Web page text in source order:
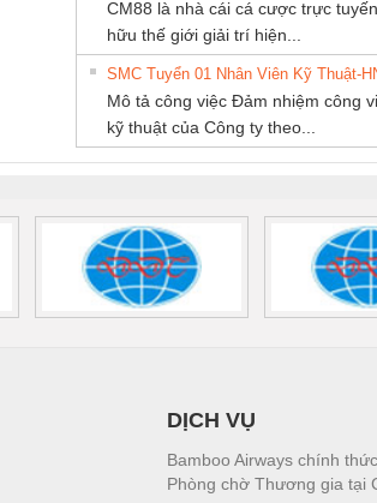
Bộ giám sát chuỗi
tấm pin
TRANSCLINIC 16I+
1K5 H (2502520000)
điện TRANSCLINIC
BKE 1K5.4
(7791400879)2. Giá
THƯƠNG MẠI
DỊCH VỤ KỸ
THUẬT ĐIỆN CƠ
GIA HƯNG PHÁT
KỸ THUẬT KTECH
VIỆT NAM
CM88 là nhà cái cá cược trực
hữu thế giới giải trí hiện...
SMC Tuyển 01 Nhân Viên Kỹ Thuật-
Mô tả công việc Đảm nhiệm công
kỹ thuật của Công ty theo...
DỊCH VỤ
Bamboo Airways chính
Phòng chờ Thương gia tại